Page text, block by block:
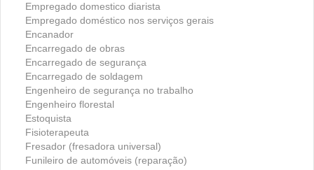
Empregado domestico diarista
Empregado doméstico nos serviços gerais
Encanador
Encarregado de obras
Encarregado de segurança
Encarregado de soldagem
Engenheiro de segurança no trabalho
Engenheiro florestal
Estoquista
Fisioterapeuta
Fresador (fresadora universal)
Funileiro de automóveis (reparação)